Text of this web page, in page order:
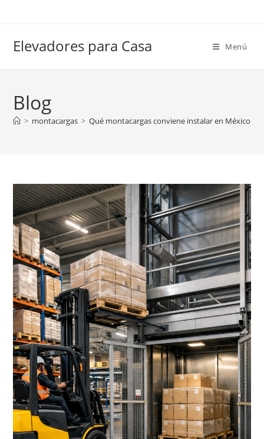
Elevadores para Casa Menú
Blog
> montacargas > Qué montacargas conviene instalar en México